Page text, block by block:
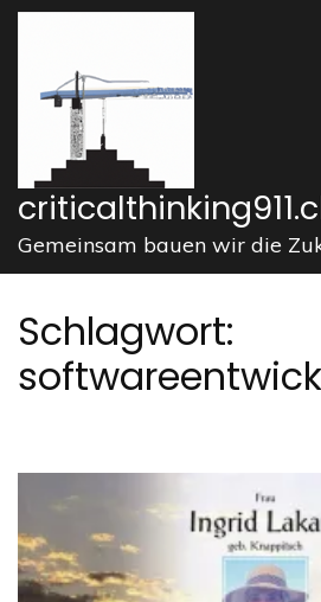
Zum
springen
drücken)
Gemeinsam bauen wir die
Schlagwort: